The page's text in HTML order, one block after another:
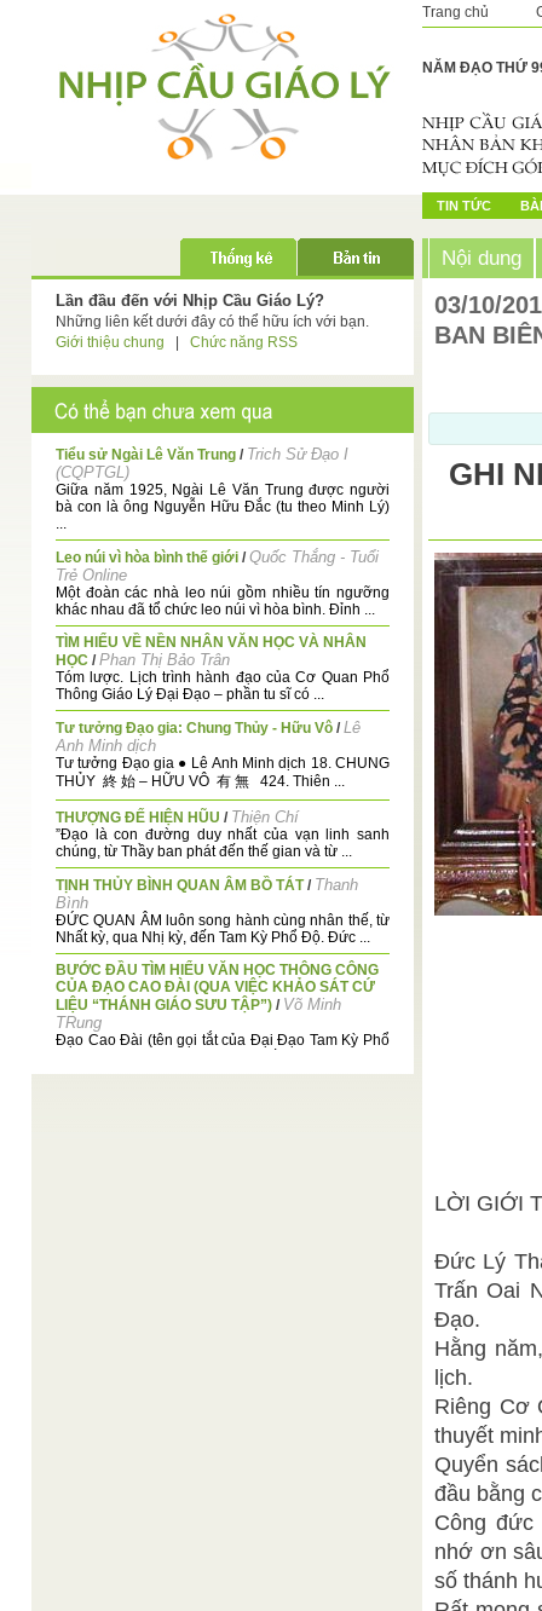
Trang chủ
NĂM ĐẠO THỨ
TIN TỨC
Lần đầu đến với Nhịp Cầu Giáo Lý?
Những liên kết dưới đây có thể hữu ích với bạn.
Giới thiệu chung
Chức năng RSS
Tiểu sử Ngài Lê Văn Trung / Trich Sử Đạo I
(CQPTGL)
Giữa năm 1925, Ngài Lê Văn Trung được người
bà con là ông Nguyễn Hữu Đắc (tu theo Minh Lý)
...
Leo núi vì hòa bình thế giới /Quốc Thắng - Tuổi
Trẻ Online
Một đoàn các nhà leo núi gồm nhiều tín ngưỡng
khác nhau đã tổ chức leo núi vì hòa bình. Đỉnh ...
TÌM HIỂU VỀ NỀN NHÂN VĂN HỌC VÀ NHÂN
HỌC /Phan Thị Bảo Trân
Tóm lược. Lịch trình hành đạo của Cơ Quan Phổ
Thông Giáo Lý Đại Đạo – phần tu sĩ có ...
Tư tưởng Đạo gia: Chung Thủy - Hữu Vô /Lê
Anh Minh dịch
Tư tưởng Đạo gia ● Lê Anh Minh dịch 18. CHUNG
THỦY 終 始 – HỮU VÔ 有 無 424. Thiên ...
THƯỢNG ĐẾ HIỆN HŨU / Thiện Chí
”Đạo là con đường duy nhất của vạn linh sanh
chúng, từ Thầy ban phát đến thế gian và từ ...
TỊNH THỦY BÌNH QUAN ÂM BỒ TÁT/ Thanh
Bình
ĐỨC QUAN ÂM luôn song hành cùng nhân thế, từ
Nhất kỳ, qua Nhị kỳ, đến Tam Kỳ Phổ Độ. Đức ...
BƯỚC ĐẦU TÌM HIỂU VĂN HỌC THÔNG CÔNG
CỦA ĐẠO CAO ĐÀI (QUA VIỆC KHẢO SÁT CỨ
LIỆU “THÁNH GIÁO SƯU TẬP”) / Võ Minh
TRung
Đạo Cao Đài (tên gọi tắt của Đại Đạo Tam Kỳ Phổ
Nội dung
03/10/
BAN
GHI
LỜI GIỚI
Đức Lý
Trấn Oai
Đạo.
Hằng
lịch.
Riêng Cơ
thuyết
Quyển
đầu bằng
Công
nhớ ơn
số thánh